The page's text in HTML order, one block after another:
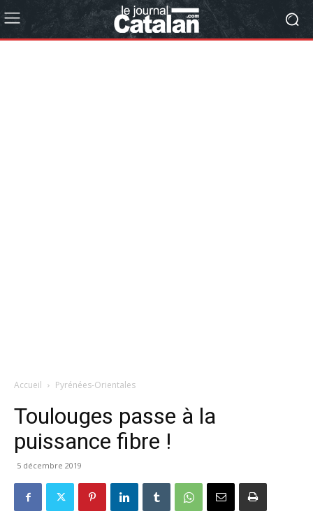
Accueil Pyrénées-Orientales
Toulouges passe à la
puissance fibre !
5 décembre 2019